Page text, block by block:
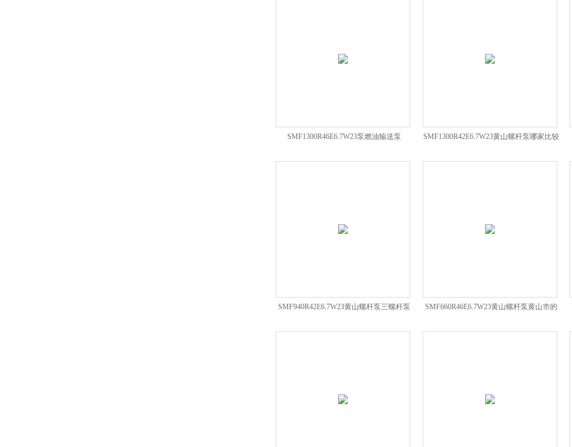
SMF1300R46E6.7W23泵燃油输送泵 SMF1300R42E6.7W23黄山螺杆泵哪家比较
SMF940R42E6.7W23黄山螺杆泵三螺杆泵 SMF660R46E6.7W23黄山螺杆泵黄山市的